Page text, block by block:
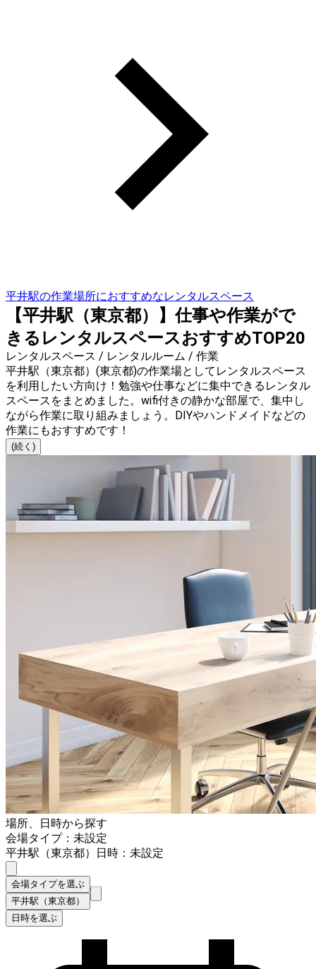
平井駅の作業場所におすすめなレンタルスペース
【平井駅（東京都）】仕事や作業がで
きるレンタルスペースおすすめTOP20
レンタルスペース / レンタルルーム / 作業
平井駅（東京都）(東京都)の作業場としてレンタルスペース
を利用したい方向け！勉強や仕事などに集中できるレンタル
スペースをまとめました。wifi付きの静かな部屋で、集中し
ながら作業に取り組みましょう。DIYやハンドメイドなどの
作業にもおすすめです！
(続く)
場所、日時から探す
会場タイプ：未設定
平井駅（東京都）
日時：未設定
会場タイプを選ぶ
平井駅（東京都）
日時を選ぶ